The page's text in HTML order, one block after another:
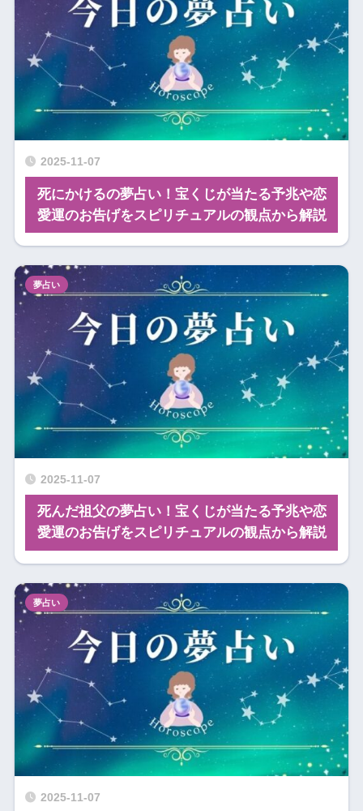
2025-11-07
死にかけるの夢占い！宝くじが当たる予兆や恋
愛運のお告げをスピリチュアルの観点から解説
2025-11-07
死んだ祖父の夢占い！宝くじが当たる予兆や恋
愛運のお告げをスピリチュアルの観点から解説
夢占い
2025-11-07
夢占い